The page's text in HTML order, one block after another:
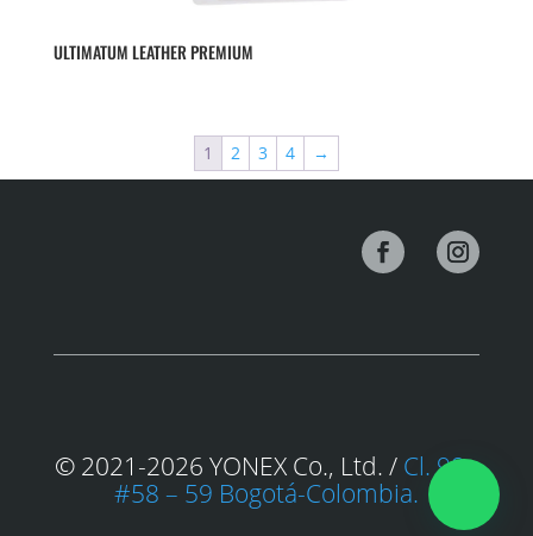
ULTIMATUM LEATHER PREMIUM
1 2 3 4 →
© 2021-2026 YONEX Co., Ltd. /Cl. 98a
#58 – 59 Bogotá-Colombia.